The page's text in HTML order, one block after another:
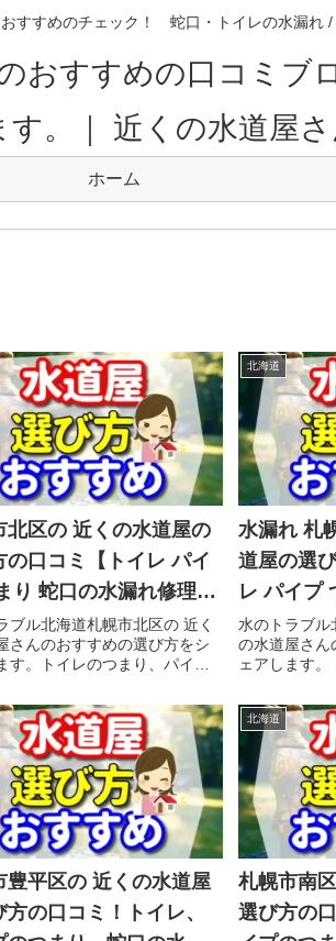
すすめのチェック！ 蛇口・トイレの水漏れ
おすすめの口コミ
す。｜ 近くの水道屋
ホーム
北区の 近くの水道屋の
の口コミ【トイレ パイ
り 蛇口の水漏れ修理の
ェックすることをシェ
す。】
ブル北海道札幌市北区の 近く
さんのおすすめの選び方をシ
す。トイレのつまり、パイプ
、そのヒビ割れ部分から水漏
トラブルで、焦ってポストに
る 近くの水道屋さんに慌て...
北海道
水漏れ 札
道屋の選
レ パイプ
修理の前
をシェア
水のトラブル
の水道屋さん
ェアします。
ビ割れて、そ
れの水のト
入っている
豊平区の 近くの水道屋
方の口コミ！トイレ、
北海道
札幌市南
選び方の